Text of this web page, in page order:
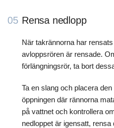
05 Rensa nedlopp
När takrännorna har
avloppsrören är rensade.
förlängningsrör, ta bort
Ta en slang och placera
öppningen där rännorna
på vattnet och kontrollera
nedloppet är igensatt, rensa